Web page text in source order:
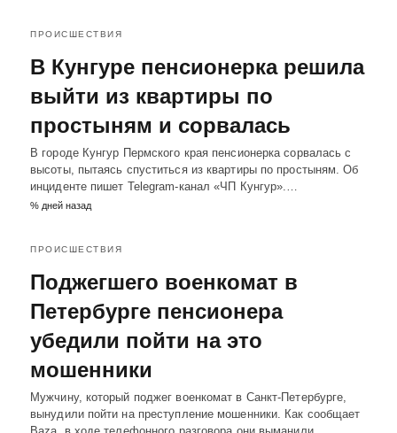
ПРОИСШЕСТВИЯ
В Кунгуре пенсионерка решила
выйти из квартиры по
простыням и сорвалась
В городе Кунгур Пермского края пенсионерка сорвалась с
высоты, пытаясь спуститься из квартиры по простыням. Об
инциденте пишет Telegram-канал «ЧП Кунгур».…
% дней назад
ПРОИСШЕСТВИЯ
Поджегшего военкомат в
Петербурге пенсионера
убедили пойти на это
мошенники
Мужчину, который поджег военкомат в Санкт-Петербурге,
вынудили пойти на преступление мошенники. Как сообщает